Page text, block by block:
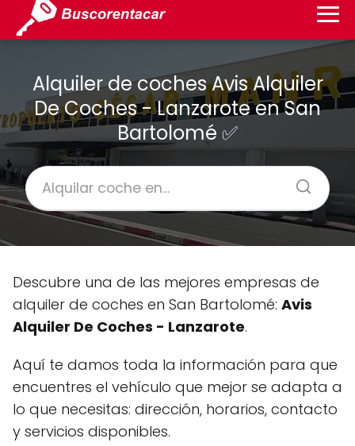
Alquiler de coches Avis Alquiler
De Coches - Lanzarote en San
Bartolomé ✅
Descubre una de las mejores empresas de
alquiler de coches en San Bartolomé: Avis
Alquiler De Coches - Lanzarote.
Aquí te damos toda la información para que
encuentres el vehículo que mejor se adapta a
lo que necesitas: dirección, horarios, contacto
y servicios disponibles.